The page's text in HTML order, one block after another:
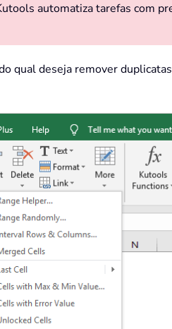
automatiza tarefas com
qual deseja remover